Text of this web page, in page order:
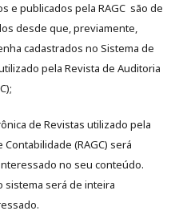
publicados pela RAGC são de
desde que, previamente,
cadastrados no Sistema de
pela Revista de Auditoria
de Revistas utilizado pela
(RAGC) será
no seu conteúdo.
será de inteira